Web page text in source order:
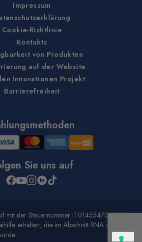
Impressum
Cookie-Richtlinie
Kontakts
von Produkten
auf der Website
Innovationen Projekt
Barrierefreiheit
Sie uns auf
mit der Steuernummer IT01455470474 hat im
erhalten, die im Abschnitt RNA -